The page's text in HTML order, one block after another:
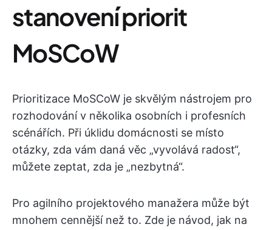
stanovení priorit
MoSCoW
Prioritizace MoSCoW je skvělým nástrojem pro
rozhodování v několika osobních i profesních
scénářích. Při úklidu domácnosti se místo
otázky, zda vám daná věc „vyvolává radost“,
můžete zeptat, zda je „nezbytná“.
Pro agilního projektového manažera může být
mnohem cennější než to. Zde je návod, jak na